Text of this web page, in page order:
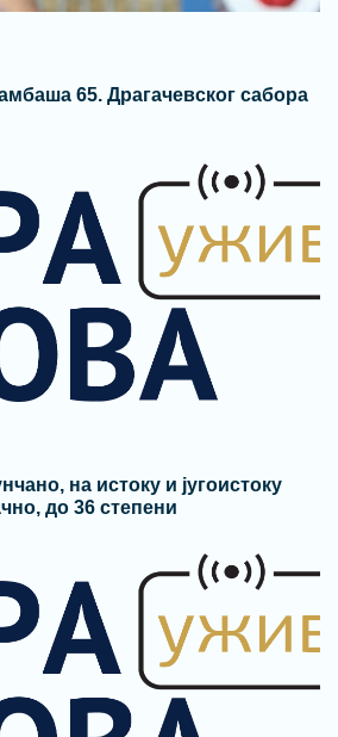
65. Драгачевског сабора
на истоку и југоистоку
до 36 степени